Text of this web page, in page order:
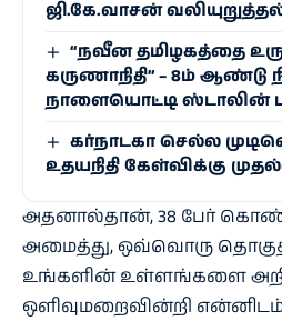
ஜி.கே.வாசன்
“நவீன தமிழகத்தை
கருணாநிதி” – 8ம் ஆண்டு
நாளையொட்டி ஸ்டாலின்
கர்நாடகா செல்ல
உதயநிதி கேள்விக்கு
அதனால்தான், 38 பேர்
அமைத்து, ஒவ்வொரு
உங்களின் உள்ளங்களை
ஒளிவுமறைவின்றி